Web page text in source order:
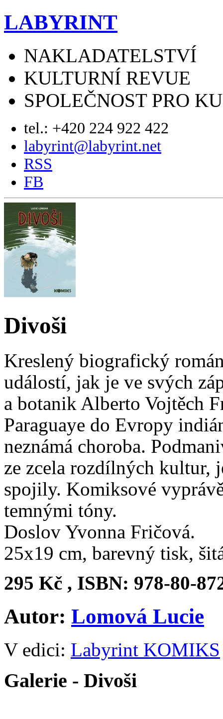
LABYRINT
NAKLADATELSTVÍ
KULTURNÍ REVUE
SPOLEČNOST PRO
tel.: +420 224 922 422
labyrint@labyrint.net
RSS
FB
Divoši
Kreslený biografický
událostí, jak je ve svých
a botanik Alberto Vojtěch
Paraguaye do Evropy
neznámá choroba. P
ze zcela rozdílných kultur,
spojily. Komiksové
temnými tóny.
Doslov Yvonna Fričová.
25x19 cm, barevný tisk,
295 Kč , ISBN: 978-80-
Autor: Lomová Lucie
V edici: Labyrint KOMIKS
Galerie - Divoši